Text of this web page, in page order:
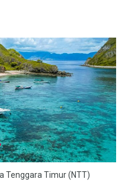
Tenggara Timur (NTT)